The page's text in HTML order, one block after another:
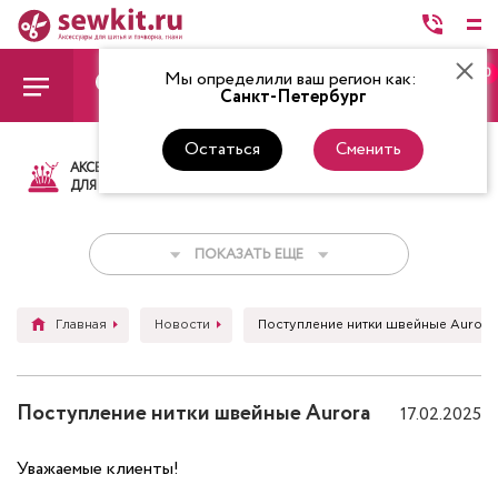
Мы определили ваш регион как:
Санкт-Петербург
Остаться Сменить
0
АКСЕССУАРЫ
ДЛЯ ШИТЬЯ
ТКАНИ НИТКИ
ПОКАЗАТЬ ЕЩЕ
Главная Новости Поступление нитки швейные Aurora
Поступление нитки швейные Aurora 17.02.2025
Уважаемые клиенты!